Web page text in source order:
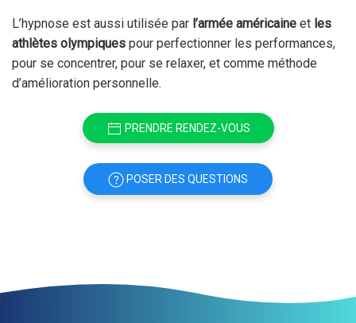
L’hypnose est aussi utilisée par l’armée américaine et les
athlètes olympiques pour perfectionner les performances,
pour se concentrer, pour se relaxer, et comme méthode
d’amélioration personnelle.
PRENDRE RENDEZ-VOUS
POSER DES QUESTIONS